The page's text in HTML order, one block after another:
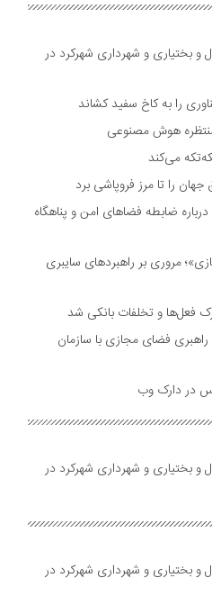
و بختیاری و شهرداری شهرکرد در
را به کاخ سفید کشاند
هوش مصنوعی
می‌کند
را تا مرز فروپاشی برد
ضابطه فضا‌های امن و پناهگاه
مروری بر راهبرد‌های سایبری
فعل‌ها و تخلفات بانکی شد
فضای مجازی با سازمان
و بختیاری و شهرداری شهرکرد در
و بختیاری و شهرداری شهرکرد در